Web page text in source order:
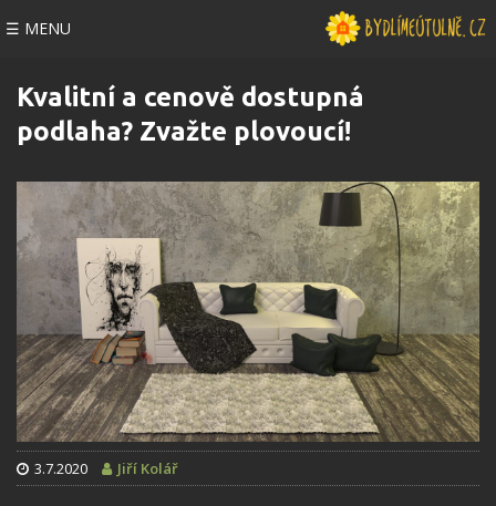
☰ MENU
Kvalitní a cenově dostupná
podlaha? Zvažte plovoucí!
3.7.2020 Jiří Kolář